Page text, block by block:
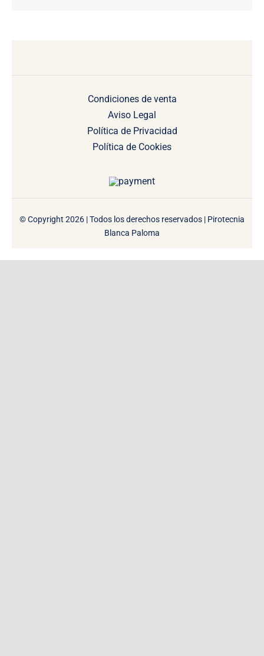
Condiciones de venta
Aviso Legal
Política de Privacidad
Política de Cookies
© Copyright 2026 | Todos los derechos reservados | Pirotecnia
Blanca Paloma